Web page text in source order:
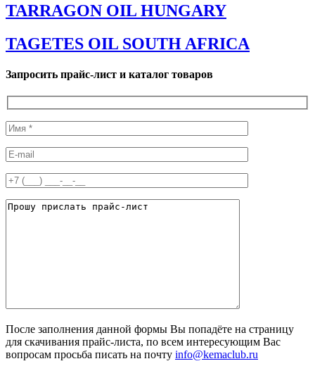
TARRAGON OIL HUNGARY
TAGETES OIL SOUTH AFRICA
Запросить прайс-лист и каталог товаров
После заполнения данной формы Вы попадёте на страницу
для скачивания прайс-листа, по всем интересующим Вас
вопросам просьба писать на почту info@kemaclub.ru